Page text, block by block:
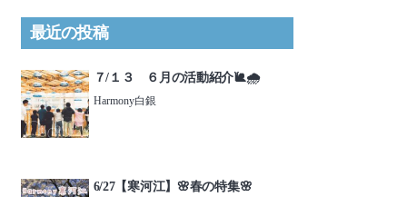
最近の投稿
７/１３ ６月の活動紹介🐌🌧️
Harmony白銀
6/27【寒河江】🌸春の特集🌸